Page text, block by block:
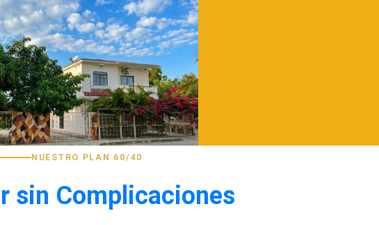
NUESTRO PLAN 60/40
sin Complicaciones